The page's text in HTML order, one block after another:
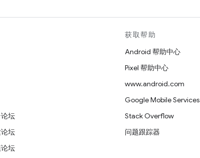
坛
坛
坛
获取帮助
Android 帮助中心
Pixel 帮助中心
www.android.com
Google Mobile Services
Stack Overflow
问题跟踪器